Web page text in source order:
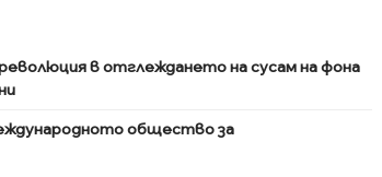
в отглеждането на сусам на фона
общество за